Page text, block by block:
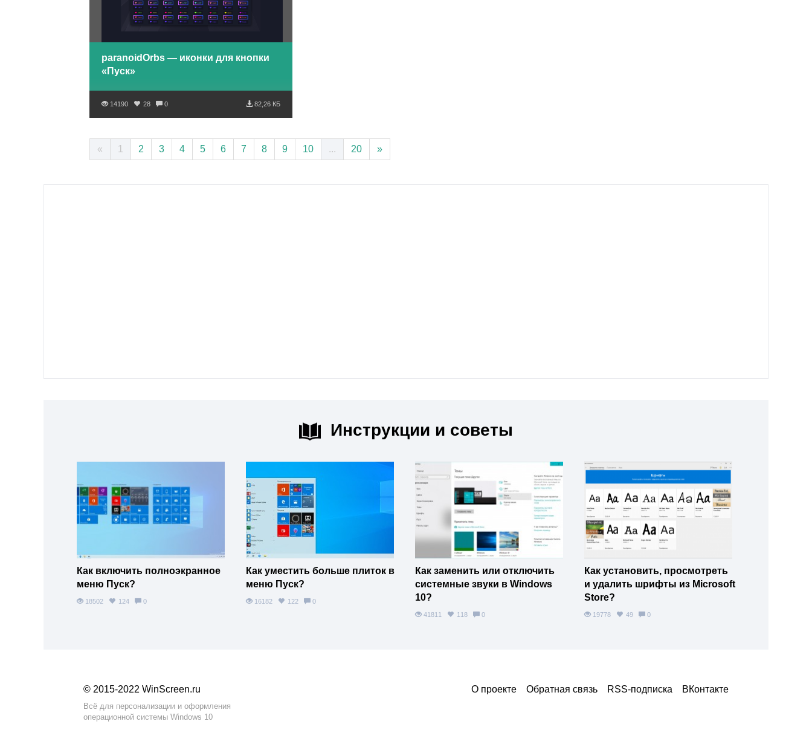
paranoidOrbs — иконки для кнопки
«Пуск»
14190 28 0 82,26 КБ
« 1 2 3 4 5 6 7 8 9 10 ... 20 »
Инструкции и советы
Как включить полноэкранное
меню Пуск?
18502 124 0
Как уместить больше плиток в
меню Пуск?
16182 122 0
Как заменить или отключить
системные звуки в Windows
10?
41811 118 0
Как установить, просмотреть
и удалить шрифты из Microsoft
Store?
19778 49 0
© 2015-2022 WinScreen.ru
Всё для персонализации и оформления
операционной системы Windows 10
О проекте Обратная связь RSS‑подписка ВКонтакте